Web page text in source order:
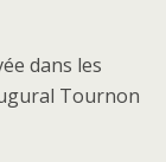
dans les
Tournon